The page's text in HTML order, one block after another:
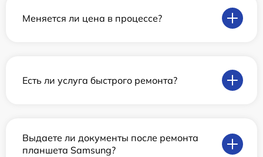
Меняется ли цена в процессе?
Есть ли услуга быстрого ремонта?
Выдаете ли документы после ремонта
планшета Samsung?